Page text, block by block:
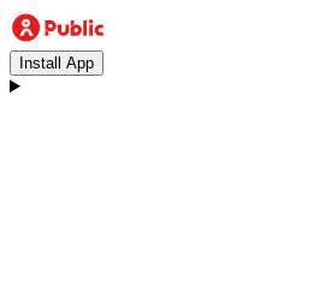
Install App